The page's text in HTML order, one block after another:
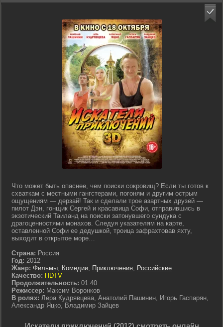
Что может быть опаснее, чем поиски сокровищ? Если ты готов к
схваткам с местными гангстерами, погоням и другим острым
ощущениям — дерзай! Так и сделали трое азартных друзей —
пилот Дэн, гонщик Сергей и красавица Софи, отправившись в
экзотический Таиланд на поиски затонувшего сундука с
драгоценностями монахов. Следуя указателям на карте,
оставленной Софи ее дедушкой, троица зафрахтовав яхту,
выходит в открытое море…
Страна: Россия
Год: 2012
Жанр: Фильмы, Комедии, Приключения, Российские
Качество: HDTV
Продолжительность: 01:40
Режиссер: Максим Воронков
В ролях: Лера Кудрявцева, Анатолий Пашинин, Игорь Гаспарян,
Александр Яцко, Владимир Зайцев